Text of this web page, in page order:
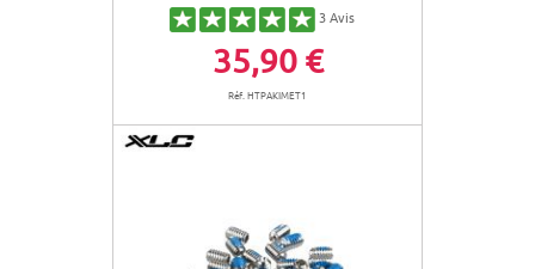
3Avis
35,90 €
Réf. HTPAKIMET1